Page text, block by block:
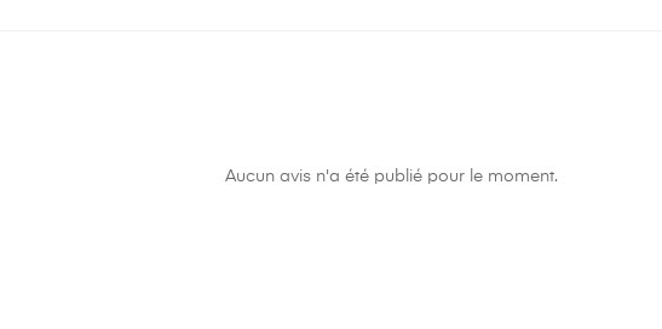
Aucun avis n'a été publié pour le moment.